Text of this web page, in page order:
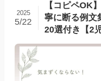
【コピペOK
寧に断る例文
20選付き【2
2025
5/22